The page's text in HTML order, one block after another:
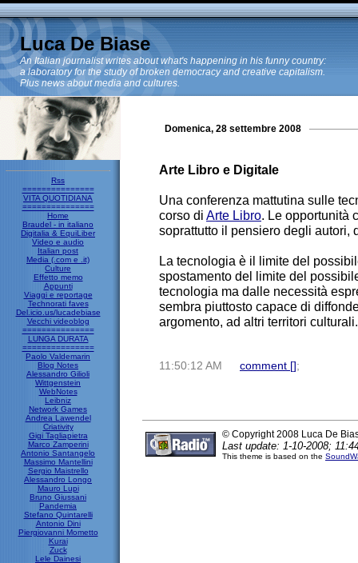
Luca De Biase
An Italian journalist writes about what's happening in his funny country:
a laboratory for the study of broken democracy and creative capitalism.
Plus news about media and cultures.
Rss
===============
VITA QUOTIDIANA
===============
Home
Braudel - in italiano
Digitalia & EquiLiber
Video e audio
Italian post
Media (.com e .it)
Culture
Effetto memo
Appunti
Viaggi e reportage
Technorati faves
Del.icio.us/lucadebiase
Vecchi videoblog
===============
LUNGA DURATA
===============
Paolo Valdemarin
Blog Notes
Alessandro Gilioli
Wittgenstein
WebNotes
Leibniz
Network Games
Andrea Lawendel
Criativity
Gigi Tagliapietra
Marco Zamperini
Antonio Santangelo
Massimo Mantellini
Sergio Maistrello
Alessandro Longo
Mauro Lupi
Bruno Giussani
Pandemia
Stefano Quintarelli
Antonio Dini
Piergiovanni Mometto
Kurai
Zuck
Lele Dainesi
Domenica, 28 settembre 2008
Arte Libro e Digitale
Una conferenza mattutina sulle
corso di Arte Libro. Le opportunità
soprattutto il pensiero degli autori,
La tecnologia è il limite del
spostamento del limite del
tecnologia ma dalle necessità
sembra piuttosto capace di
argomento, ad altri territori culturali.
11:50:12 AM comment [] ;
© Copyright 2008 Luca De
Last update: 1-10-2008;
This theme is based on the